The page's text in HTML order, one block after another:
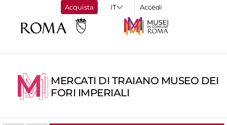
Acquista Accedi
MERCATI DI TRAIANO MUSEO DEI
FORI IMPERIALI